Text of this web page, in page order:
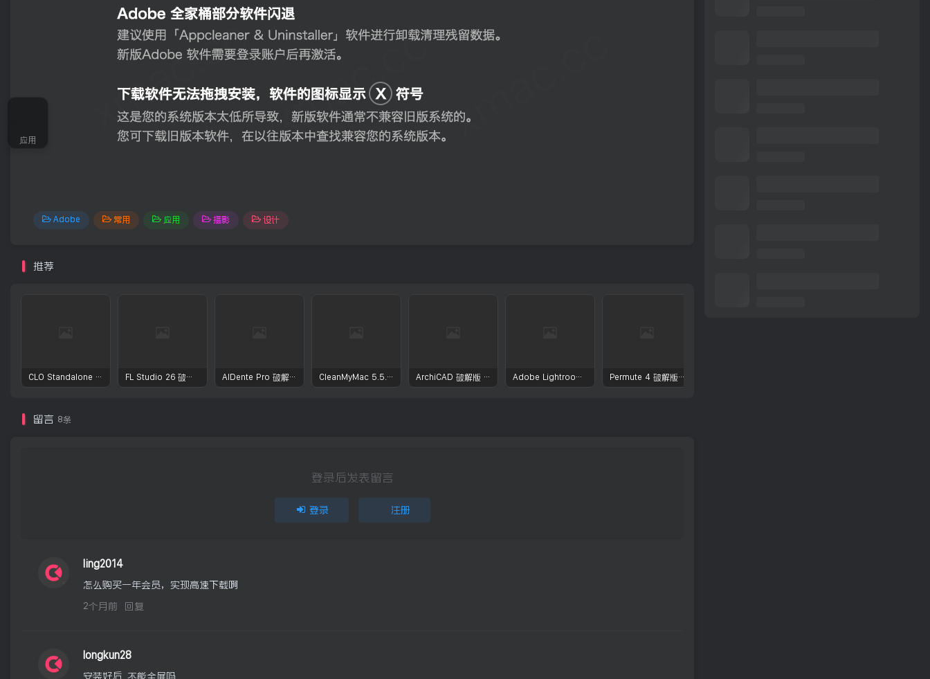
Adobe 常用 应用 摄影 设计
推荐
CLO Standalone OnlineAuth Mac激活版-CLO3D三维服装设计演示软件 FL Studio 26 破解版 – 强大的音频后期处理程序 AlDente Pro 破解版 – macOS强大的电池管家电池优化工具 CleanMyMac 5.5.7 破解版 – macOS系统优化清理工具 ArchiCAD 破解版 – 效率与创新并行的建筑设计工具 专业3D建模程序 Adobe Lightroom CC 破解版 – 照片管理与编辑工具 Permute 4 破解版 – 全能媒体格式转换工具
留言 8条
登录后发表留言
登录 注册
ling2014
怎么购买一年会员，实现高速下载啊
2个月前 回复
longkun28
安装好后  不能全屏吗
应用